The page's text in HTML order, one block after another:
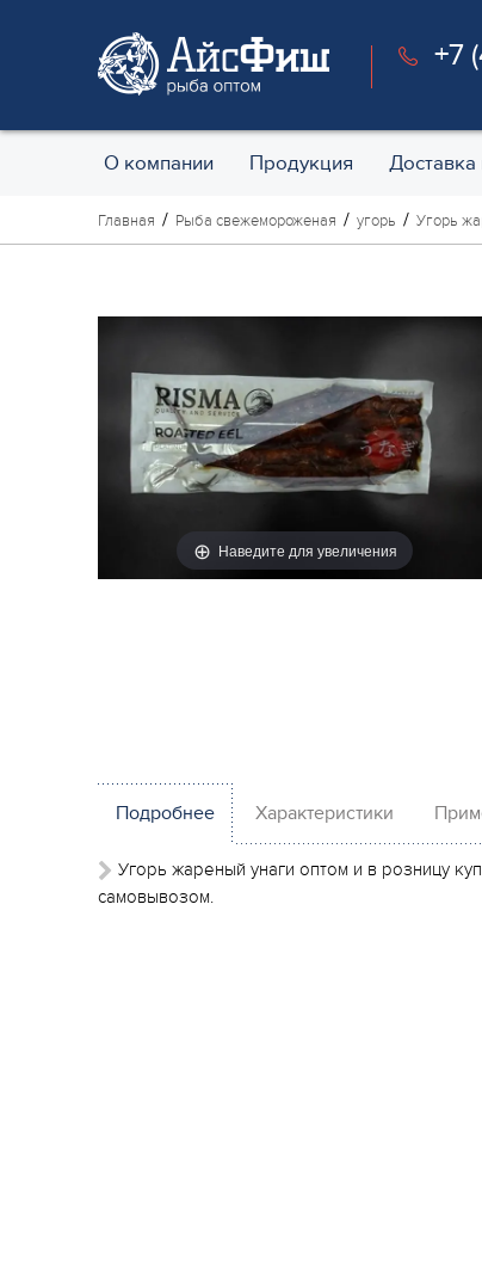
+7
О компании Продукция Доставка
Главная Рыба свежемороженая угорь Угорь
Наведите для увеличения
Подробнее Характеристики
Угорь жареный унаги оптом и в розницу
самовывозом.